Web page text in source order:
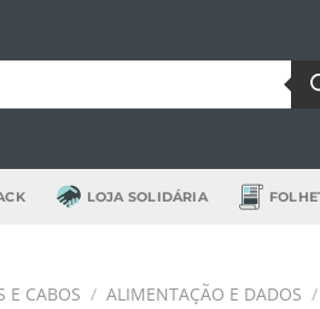
LOJA SOLIDÁRIA
E CABOS / ALIMENTAÇÃO E DADOS /